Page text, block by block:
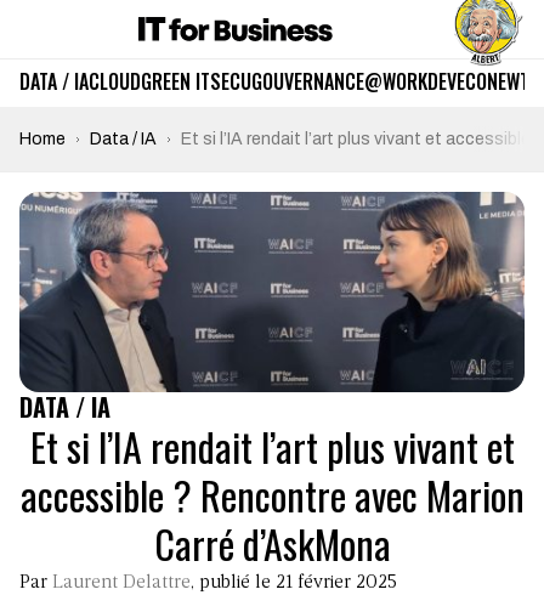
DATA / IACLOUDGREEN ITSECUGOUVERNANCE@WORKDEVECO
Home Data / IA Et si l’IA rendait l’art plus vivant et accessible
DATA / IA
Et si l’IA rendait l’art plus vivant et
accessible ? Rencontre avec Marion
Carré d’AskMona
Par Laurent Delattre, publié le 21 février 2025